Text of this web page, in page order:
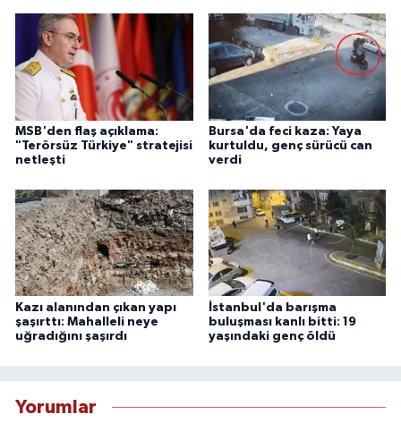
MSB'den flaş açıklama:
"Terörsüz Türkiye" stratejisi
netleşti
Bursa'da feci kaza: Yaya
kurtuldu, genç sürücü can
verdi
Kazı alanından çıkan yapı
şaşırttı: Mahalleli neye
uğradığını şaşırdı
İstanbul'da barışma
buluşması kanlı bitti: 19
yaşındaki genç öldü
Yorumlar